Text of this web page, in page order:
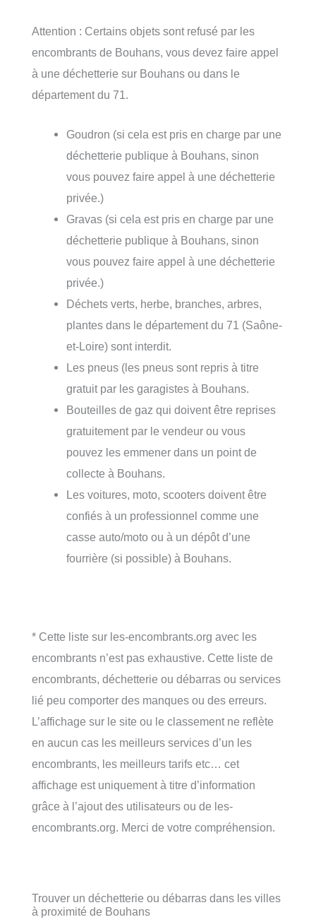
Attention : Certains objets sont refusé par les
encombrants de Bouhans, vous devez faire appel
à une déchetterie sur Bouhans ou dans le
département du 71.
Goudron (si cela est pris en charge par une
déchetterie publique à Bouhans, sinon
vous pouvez faire appel à une déchetterie
privée.)
Gravas (si cela est pris en charge par une
déchetterie publique à Bouhans, sinon
vous pouvez faire appel à une déchetterie
privée.)
Déchets verts, herbe, branches, arbres,
plantes dans le département du 71 (Saône-
et-Loire) sont interdit.
Les pneus (les pneus sont repris à titre
gratuit par les garagistes à Bouhans.
Bouteilles de gaz qui doivent être reprises
gratuitement par le vendeur ou vous
pouvez les emmener dans un point de
collecte à Bouhans.
Les voitures, moto, scooters doivent être
confiés à un professionnel comme une
casse auto/moto ou à un dépôt d’une
fourrière (si possible) à Bouhans.
* Cette liste sur les-encombrants.org avec les
encombrants n’est pas exhaustive. Cette liste de
encombrants, déchetterie ou débarras ou services
lié peu comporter des manques ou des erreurs.
L’affichage sur le site ou le classement ne reflète
en aucun cas les meilleurs services d’un les
encombrants, les meilleurs tarifs etc… cet
affichage est uniquement à titre d’information
grâce à l’ajout des utilisateurs ou de les-
encombrants.org. Merci de votre compréhension.
Trouver un déchetterie ou débarras dans les villes
à proximité de Bouhans